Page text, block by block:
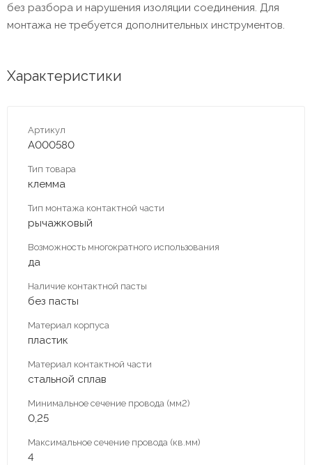
без разбора и нарушения изоляции соединения. Для
монтажа не требуется дополнительных инструментов.
Характеристики
Артикул
A000580
Тип товара
клемма
Тип монтажа контактной части
рычажковый
Возможность многократного использования
да
Наличие контактной пасты
без пасты
Материал корпуса
пластик
Материал контактной части
стальной сплав
Минимальное сечение провода (мм2)
0,25
Максимальное сечение провода (кв.мм)
4